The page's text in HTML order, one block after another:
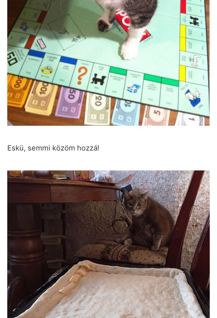
Eskü, semmi közöm hozzá!